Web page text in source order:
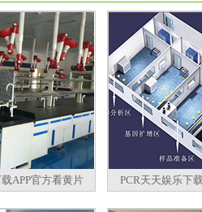
APP官方看黄片 PCR天天娱乐下